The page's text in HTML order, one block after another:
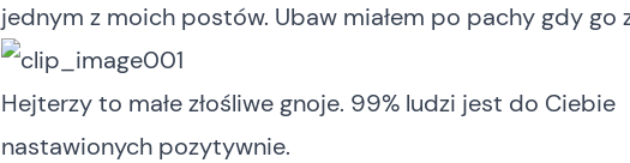
jednym z moich postów. Ubaw miałem po pachy gdy go
Hejterzy to małe złośliwe gnoje. 99% ludzi jest do Ciebie
nastawionych pozytywnie.